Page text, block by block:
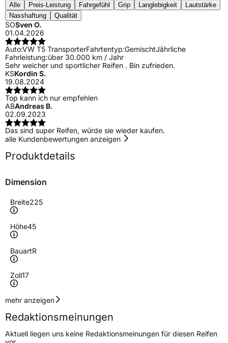
Alle Preis-Leistung Fahrgefühl Grip Langlebigkeit
Lautstärke
Nasshaftung
Qualität
SOSven O.
01.04.2026
Auto:VW T5 TransporterFahrtentyp:GemischtJährliche
Fahrleistung:über 30.000 km / Jahr
Sehr weicher und sportlicher Reifen . Bin zufrieden.
KSKordin S.
19.08.2024
Top kann ich nur empfehlen
ABAndreas B.
02.09.2023
Das sind super Reifen, würde sie wieder kaufen.
alle Kundenbewertungen anzeigen
Produktdetails
Dimension
Breite225
Höhe45
BauartR
Zoll17
Geschwindigkeitsindex
Höchstgeschwindigkeit
300 km/h
Lastindex91
mehr anzeigen
Redaktionsmeinungen
Aktuell liegen uns keine Redaktionsmeinungen für diesen Reifen